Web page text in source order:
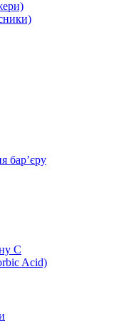
бар’єру
С
Acid)